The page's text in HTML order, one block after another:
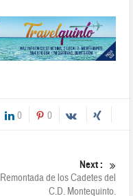
0 0
Next :
Remontada de los Cadetes del
C.D. Montequinto.